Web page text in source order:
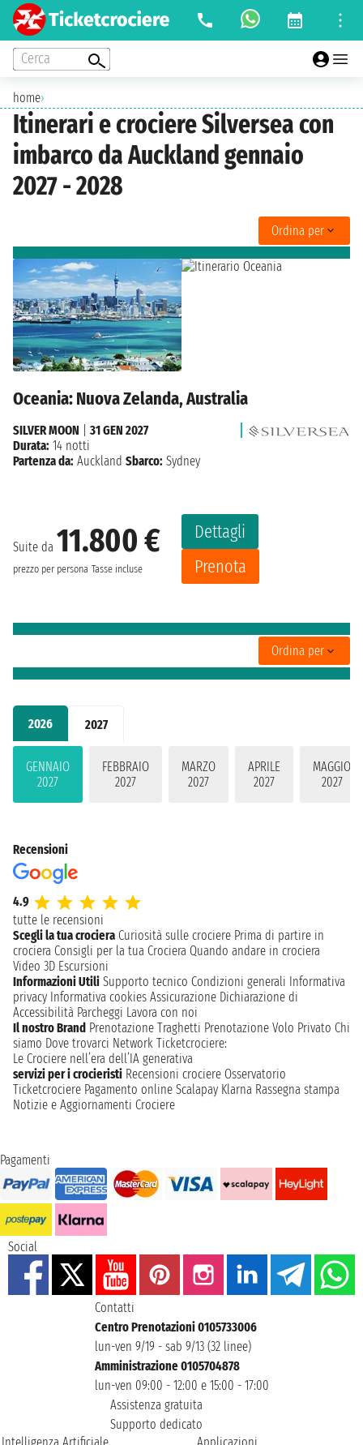
Cerca
home›
Itinerari e crociere Silversea con
imbarco da Auckland gennaio
2027 - 2028
2026 2027
GENNAIO
2027
FEBBRAIO
2027
MARZO
2027
APRILE
2027
MAGGIO
2027
Ordina per
Oceania: Nuova Zelanda, Australia
Suite da 11.800 €
prezzo per persona Tasse incluse
Dettagli
Prenota
SILVER MOON
31 GEN 2027
Durata: 14 notti
Partenza da: Auckland Sbarco: Sydney
Ordina per
Recensioni
4.9
tutte le recensioni
Scegli la tua crociera Curiosità sulle crociere Prima di partire in
crociera Consigli per la tua Crociera Quando andare in crociera
Video 3D Escursioni
Informazioni Utili Supporto tecnico Condizioni generali Informativa
privacy Informativa cookies Assicurazione Dichiarazione di
Accessibilità Parcheggi Lavora con noi
Il nostro Brand Prenotazione Traghetti Prenotazione Volo Privato Chi
siamo Dove trovarci Network Ticketcrociere:
Le Crociere nell’era dell’IA generativa
servizi per i crocieristi Recensioni crociere Osservatorio
Ticketcrociere Pagamento online Scalapay Klarna Rassegna stampa
Notizie e Aggiornamenti Crociere
Pagamenti
Social
Contatti
Centro Prenotazioni 0105733006
lun-ven 9/19 - sab 9/13 (32 linee)
Amministrazione 0105704878
lun-ven 09:00 - 12:00 e 15:00 - 17:00
Assistenza gratuita
Supporto dedicato